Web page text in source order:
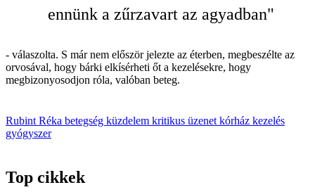
ennünk a zűrzavart az agyadban"
- válaszolta. S már nem először jelezte az éterben, megbeszélte az
orvosával, hogy bárki elkísérheti őt a kezelésekre, hogy
megbizonyosodjon róla, valóban beteg.
Rubint Réka betegség küzdelem kritikus üzenet kórház kezelés
gyógyszer
Top cikkek